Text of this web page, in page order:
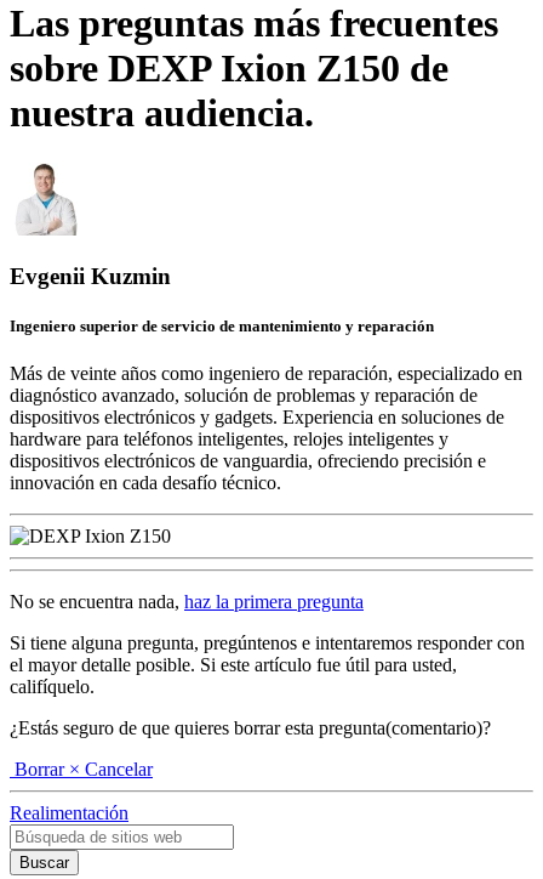
Las preguntas más frecuentes
sobre DEXP Ixion Z150 de
nuestra audiencia.
Evgenii Kuzmin
Ingeniero superior de servicio de mantenimiento y reparación
Más de veinte años como ingeniero de reparación, especializado en
diagnóstico avanzado, solución de problemas y reparación de
dispositivos electrónicos y gadgets. Experiencia en soluciones de
hardware para teléfonos inteligentes, relojes inteligentes y
dispositivos electrónicos de vanguardia, ofreciendo precisión e
innovación en cada desafío técnico.
No se encuentra nada, haz la primera pregunta
Si tiene alguna pregunta, pregúntenos e intentaremos responder con
el mayor detalle posible. Si este artículo fue útil para usted,
califíquelo.
¿Estás seguro de que quieres borrar esta pregunta(comentario)?
Borrar × Cancelar
Realimentación